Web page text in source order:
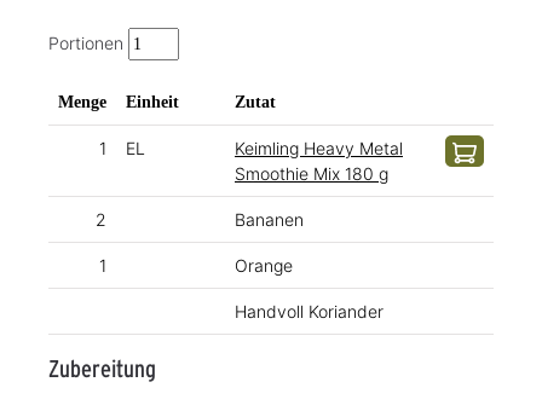
Portionen
Menge Einheit Zutat
1 EL
Keimling Heavy Metal
Smoothie Mix 180 g
2 Bananen
1 Orange
Handvoll Koriander
Zubereitung